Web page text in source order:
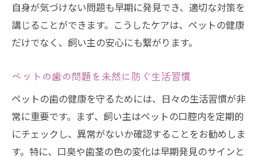
自身が気づけない問題も早期に発見でき、適切な対策を
講じることができます。こうしたケアは、ペットの健康
だけでなく、飼い主の安心にも繋がります。
ペットの歯の問題を未然に防ぐ生活習慣
ペットの歯の健康を守るためには、日々の生活習慣が非
常に重要です。まず、飼い主はペットの口腔内を定期的
にチェックし、異常がないか確認することをお勧めしま
す。特に、口臭や歯茎の色の変化は早期発見のサインと